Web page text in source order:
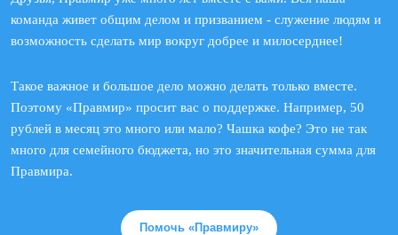
команда живет общим делом и призванием - служение людям и
возможность сделать мир вокруг добрее и милосерднее!
Такое важное и большое дело можно делать только вместе.
Поэтому «Правмир» просит вас о поддержке. Например, 50
рублей в месяц это много или мало? Чашка кофе? Это не так
много для семейного бюджета, но это значительная сумма для
Правмира.
Помочь «Правмиру»